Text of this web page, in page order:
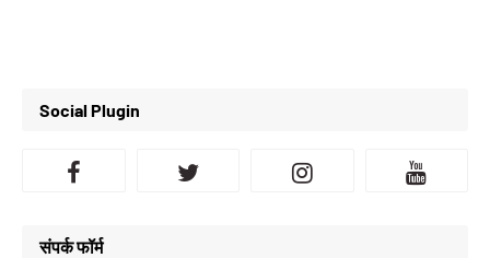
Social Plugin
संपर्क फॉर्म